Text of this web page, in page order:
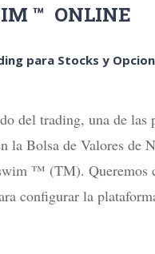
™ ONLINE
para Stocks y
del trading, una de
la Bolsa de Valores de
™ (TM). Queremos
configurar la